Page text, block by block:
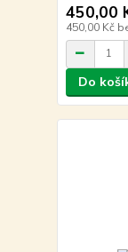
450,00
450,00 Kč
Do